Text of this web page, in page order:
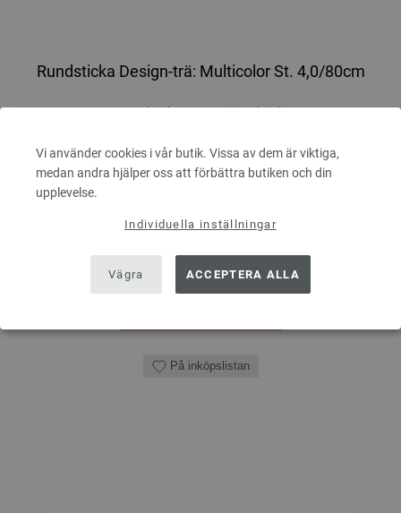
Vi använder cookies i vår butik. Vissa av dem är viktiga,
medan andra hjälper oss att förbättra butiken och din
upplevelse.
Individuella inställningar
Vägra ACCEPTERA ALLA
Rundsticka Design-trä: Multicolor St. 4,0/80cm
LANA GROSSA Rundsticka Design-trä: Multicolor St. 4,0/80cm
tjocklek 4,0 mm; längd ca. 80 cm
7,14 €
8,34 $
ANTAL
På inköpslistan